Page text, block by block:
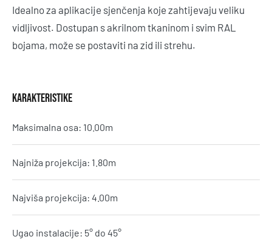
Idealno za aplikacije sjenčenja koje zahtijevaju veliku
vidljivost. Dostupan s akrilnom tkaninom i svim RAL
bojama, može se postaviti na zid ili strehu.
KARAKTERISTIKE
Maksimalna osa: 10.00m
Najniža projekcija: 1.80m
Najviša projekcija: 4.00m
Ugao instalacije: 5° do 45°